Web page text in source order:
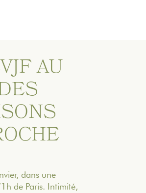
AU
dans une
de Paris. Intimité,